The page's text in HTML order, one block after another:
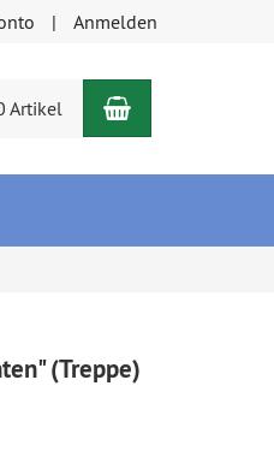
Anmelden
Artikel Warenkorb
(Treppe)